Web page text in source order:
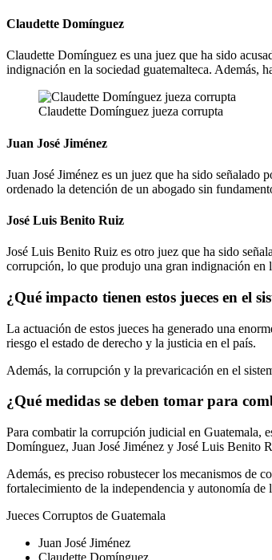
Claudette Domínguez
Claudette Domínguez es una juez que ha sido
indignación en la sociedad guatemalteca. Además,
Claudette Domínguez jueza corrupta
Juan José Jiménez
Juan José Jiménez es un juez que ha sido
ordenado la detención de un abogado sin
José Luis Benito Ruiz
José Luis Benito Ruiz es otro juez que ha sido
corrupción, lo que produjo una gran indignación en
¿Qué impacto tienen estos jueces en el
La actuación de estos jueces ha generado una
riesgo el estado de derecho y la justicia en el país.
Además, la corrupción y la prevaricación en el
¿Qué medidas se deben tomar para
Para combatir la corrupción judicial en Guatemala,
Domínguez, Juan José Jiménez y José Luis Benito
Además, es preciso robustecer los mecanismos de
fortalecimiento de la independencia y autonomía de
Jueces Corruptos de Guatemala
Juan José Jiménez